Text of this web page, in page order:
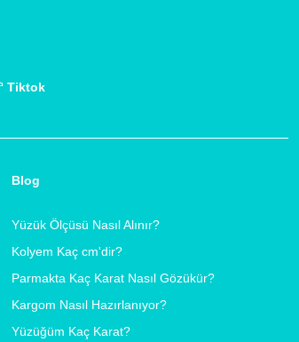
Tiktok
Blog
Yüzük Ölçüsü Nasıl Alınır?
Kolyem Kaç cm'dir?
Parmakta Kaç Karat Nasıl Gözükür?
Kargom Nasıl Hazırlanıyor?
Yüzüğüm Kaç Karat?